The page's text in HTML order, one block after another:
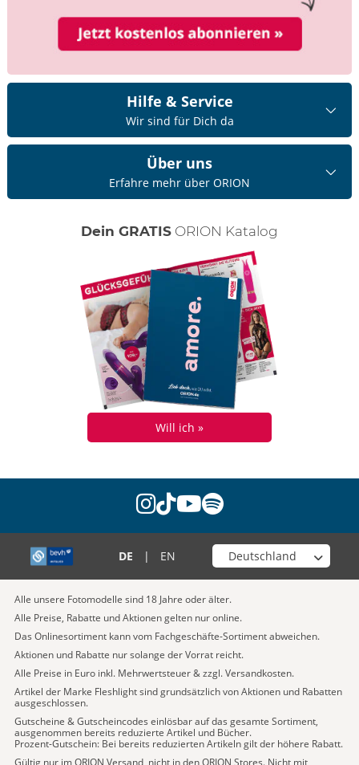
Hilfe & Service
Wir sind für Dich da
Über uns
Erfahre mehr über ORION
Dein GRATIS ORION Katalog
Will ich »
instagram
tiktok
youtube
spotify
DE | EN Wähle deinen Shop
Alle unsere Fotomodelle sind 18 Jahre oder älter.
Alle Preise, Rabatte und Aktionen gelten nur online.
Das Onlinesortiment kann vom Fachgeschäfte-Sortiment abweichen.
Aktionen und Rabatte nur solange der Vorrat reicht.
Alle Preise in Euro inkl. Mehrwertsteuer & zzgl. Versandkosten.
Artikel der Marke Fleshlight sind grundsätzlich von Aktionen und Rabatten
ausgeschlossen.
Gutscheine & Gutscheincodes einlösbar auf das gesamte Sortiment,
ausgenommen bereits reduzierte Artikel und Bücher.
Prozent-Gutschein: Bei bereits reduzierten Artikeln gilt der höhere Rabatt.
Gültig nur im ORION Versand, nicht in den ORION Stores. Nicht mit